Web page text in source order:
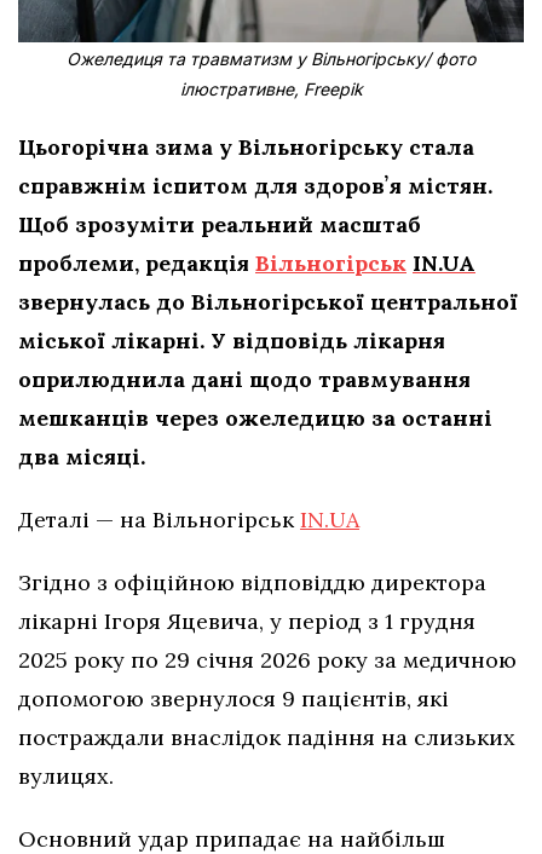
Ожеледиця та травматизм у Вільногірську/ фото
ілюстративне, Freepik
Цьогорічна зима у Вільногірську стала
справжнім іспитом для здоровʼя містян.
Щоб зрозуміти реальний масштаб
проблеми, редакція Вільногірськ IN.UA
звернулась до Вільногірської центральної
міської лікарні. У відповідь лікарня
оприлюднила дані щодо травмування
мешканців через ожеледицю за останні
два місяці.
Деталі — на ВільногірськIN.UA
Згідно з офіційною відповіддю директора
лікарні Ігоря Яцевича, у період з 1 грудня
2025 року по 29 січня 2026 року за медичною
допомогою звернулося 9 пацієнтів, які
постраждали внаслідок падіння на слизьких
вулицях.
Основний удар припадає на найбільш